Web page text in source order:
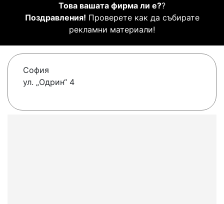
Това вашата фирма ли е??
Поздравления! Проверете как да събирате
рекламни материали!
София
ул. „Одрин“ 4